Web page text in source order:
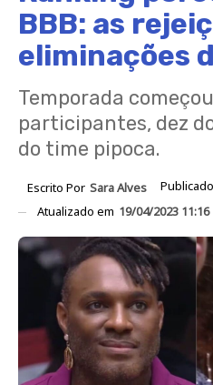
BBB: as
eliminações
Temporada
participantes, dez
do time pipoca.
Escrito Por Sara Alves
Atualizado em 19/04/2023 11:16